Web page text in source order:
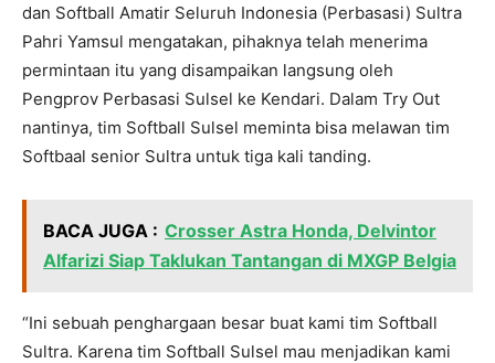
dan Softball Amatir Seluruh Indonesia (Perbasasi) Sultra
Pahri Yamsul mengatakan, pihaknya telah menerima
permintaan itu yang disampaikan langsung oleh
Pengprov Perbasasi Sulsel ke Kendari. Dalam Try Out
nantinya, tim Softball Sulsel meminta bisa melawan tim
Softbaal senior Sultra untuk tiga kali tanding.
BACA JUGA : Crosser Astra Honda, Delvintor
Alfarizi Siap Taklukan Tantangan di MXGP Belgia
“Ini sebuah penghargaan besar buat kami tim Softball
Sultra. Karena tim Softball Sulsel mau menjadikan kami